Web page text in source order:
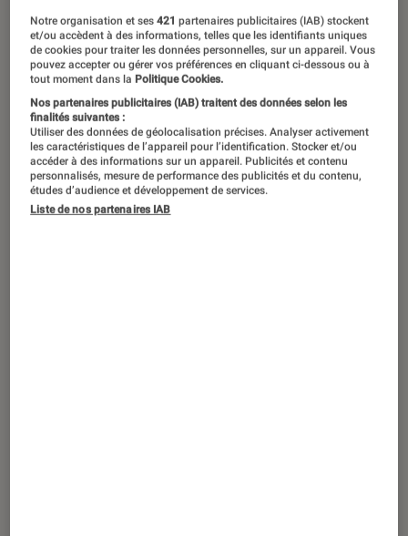
iOS 18 : ceci est une révolution ? Apple à
l’aube d’une mise à jour historique
ACTU
iPhone • 29 jan. 2024
Notre organisation et ses421 partenaires publicitaires (IAB) stockent
et/ou accèdent à des informations, telles que les identifiants uniques
de cookies pour traiter les données personnelles, sur un appareil. Vous
pouvez accepter ou gérer vos préférences en cliquant ci-dessous ou à
tout moment dans la Politique Cookies.
Nos partenaires publicitaires (IAB) traitent des données selon les
finalités suivantes :
Utiliser des données de géolocalisation précises. Analyser activement
les caractéristiques de l’appareil pour l’identification. Stocker et/ou
accéder à des informations sur un appareil. Publicités et contenu
personnalisés, mesure de performance des publicités et du contenu,
études d’audience et développement de services.
Liste de nos partenaires IAB